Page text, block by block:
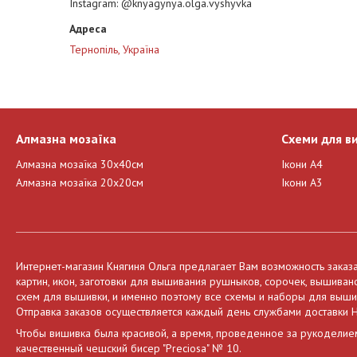
Instagram @knyagynya.olga.vyshyvka
Тернопіль, Україна
Алмазна мозаїка
Алмазна мозаїка 30х40см
Алмазна мозаїка 20х20см
Схеми для
Ікони А4
Ікони А3
Интернет-магазин Княгиня Ольга предлагает Вам возможность
картин, икон, заготовки для вышивания рушныков, сорочек,
схем для вышивки, и именно поэтому все схемы и наборы для
Отправка заказов осуществляется каждый день службами
Чтобы вишивка была красивой, а время, проведенное за
качественный чешский бисер "Preciosa" № 10.